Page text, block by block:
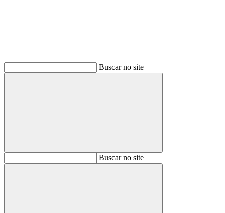
Buscar no site
BuscarBuscar no site